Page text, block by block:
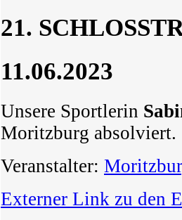
21.
11.06.2023
Unsere Sportlerin
Moritzburg absolviert.
Veranstalter:
Externer Link zu den